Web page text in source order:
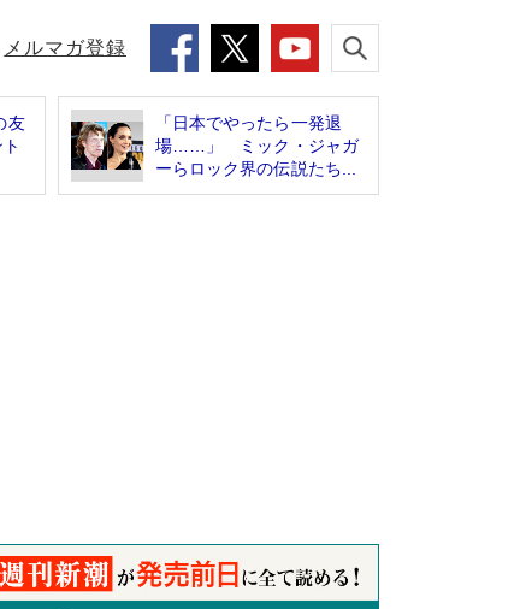
メルマガ登録
友
「日本でやったら一発退
場……」 ミック・ジャガ
ーらロック界の伝説たち...